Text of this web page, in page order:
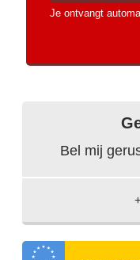
hoofd airbag(s)
Je ontvangt
Bel mij